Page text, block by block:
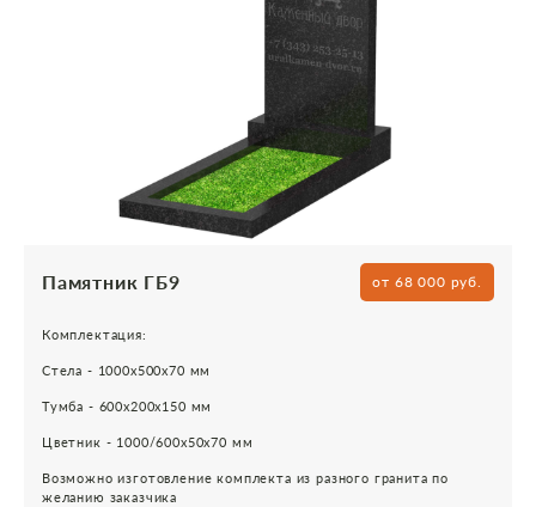
Памятник ГБ9 от 68 000 руб.
Комплектация:
Стела - 1000х500х70 мм
Тумба - 600х200х150 мм
Цветник - 1000/600х50х70 мм
Возможно изготовление комплекта из разного гранита по
желанию заказчика